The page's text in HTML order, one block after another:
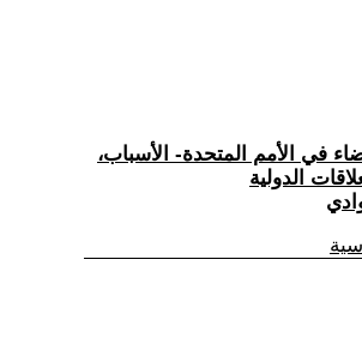
في الأمم المتحدة- الأسباب،
الدولية